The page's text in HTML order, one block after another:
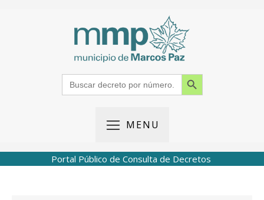
Search
for:
Search Button
MENU
Portal Público de Consulta de Decretos